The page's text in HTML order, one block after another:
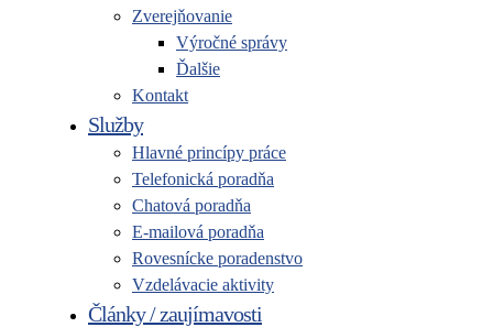
Zverejňovanie
Výročné správy
Ďalšie
Kontakt
Služby
Hlavné princípy práce
Telefonická poradňa
Chatová poradňa
E-mailová poradňa
Rovesnícke poradenstvo
Vzdelávacie aktivity
Články / zaujímavosti